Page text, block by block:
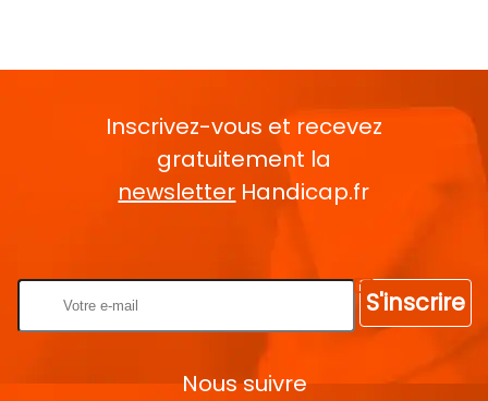
Inscrivez-vous et recevez
gratuitement la
newsletter Handicap.fr
S'inscrire
Nous suivre